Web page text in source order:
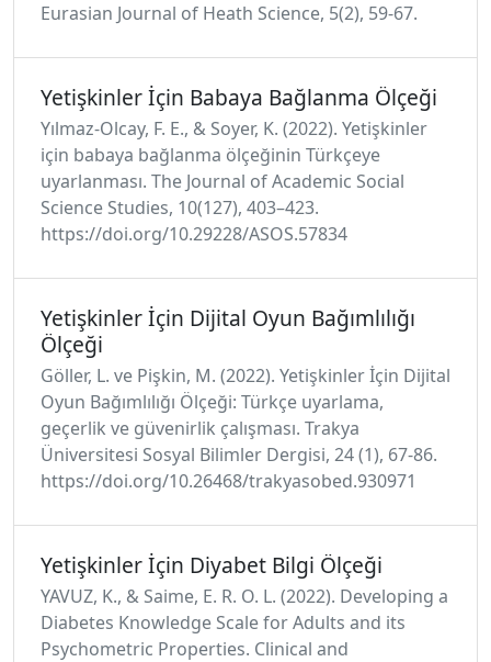
Eurasian Journal of Heath Science, 5(2), 59-67.
Yetişkinler İçin Babaya Bağlanma Ölçeği
Yılmaz-Olcay, F. E., & Soyer, K. (2022). Yetişkinler
için babaya bağlanma ölçeğinin Türkçeye
uyarlanması. The Journal of Academic Social
Science Studies, 10(127), 403–423.
https://doi.org/10.29228/ASOS.57834
Yetişkinler İçin Dijital Oyun Bağımlılığı
Ölçeği
Göller, L. ve Pişkin, M. (2022). Yetişkinler İçin Dijital
Oyun Bağımlılığı Ölçeği: Türkçe uyarlama,
geçerlik ve güvenirlik çalışması. Trakya
Üniversitesi Sosyal Bilimler Dergisi, 24 (1), 67-86.
https://doi.org/10.26468/trakyasobed.930971
Yetişkinler İçin Diyabet Bilgi Ölçeği
YAVUZ, K., & Saime, E. R. O. L. (2022). Developing a
Diabetes Knowledge Scale for Adults and its
Psychometric Properties. Clinical and